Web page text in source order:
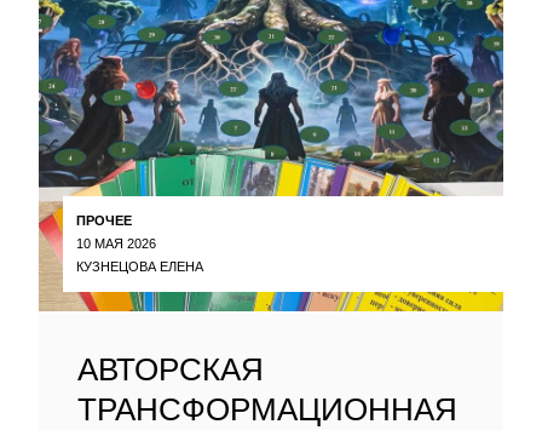
ПРОЧЕЕ
10 МАЯ 2026
КУЗНЕЦОВА ЕЛЕНА
АВТОРСКАЯ
ТРАНСФОРМАЦИОННАЯ